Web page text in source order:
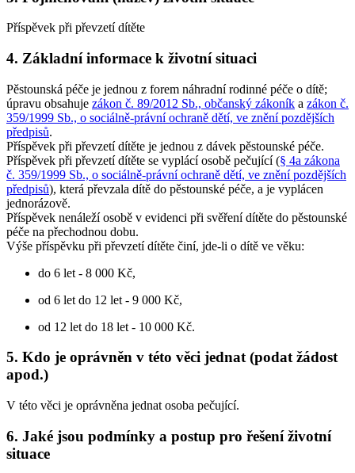
Příspěvek při převzetí dítěte
4. Základní informace k životní situaci
Pěstounská péče je jednou z forem náhradní rodinné péče o dítě;
úpravu obsahuje zákon č. 89/2012 Sb., občanský zákoník a zákon č.
359/1999 Sb., o sociálně-právní ochraně dětí, ve znění pozdějších
předpisů.
Příspěvek při převzetí dítěte je jednou z dávek pěstounské péče.
Příspěvek při převzetí dítěte se vyplácí osobě pečující (§ 4a zákona
č. 359/1999 Sb., o sociálně-právní ochraně dětí, ve znění pozdějších
předpisů), která převzala dítě do pěstounské péče, a je vyplácen
jednorázově.
Příspěvek nenáleží osobě v evidenci při svěření dítěte do pěstounské
péče na přechodnou dobu.
Výše příspěvku při převzetí dítěte činí, jde-li o dítě ve věku:
do 6 let - 8 000 Kč,
od 6 let do 12 let - 9 000 Kč,
od 12 let do 18 let - 10 000 Kč.
5. Kdo je oprávněn v této věci jednat (podat žádost
apod.)
V této věci je oprávněna jednat osoba pečující.
6. Jaké jsou podmínky a postup pro řešení životní
situace